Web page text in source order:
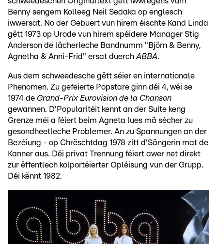
Benny sengem Kolleeg Neil Sedaka op englesch
iwwersat. No der Gebuert vun hirem éischte Kand Linda
gëtt 1973 op Urode vun hirem spéidere Manager Stig
Anderson de lächerleche Bandnumm "Björn & Benny,
Agnetha & Anni-Frid" ersat duerch ABBA.
Aus dem schweedesche gëtt séier en internationale
Phenomen. Zu gefeierte Popstare ginn déi 4, wéi se
1974 de Grand-Prix Eurovision de la Chanson
gewannen. D'Popularitéit kennt an der Suite keng
Grenze méi a féiert beim Agneta lues mä sécher zu
gesondheetleche Problemer. An zu Spannungen an der
Bezéiung - op Chrëschtdag 1978 zitt d'Sängerin mat de
Kanner aus. Déi privat Trennung féiert awer net direkt
zur ëffentlech kolportéierter Opléisung vun der Grupp.
Déi kënnt 1982.